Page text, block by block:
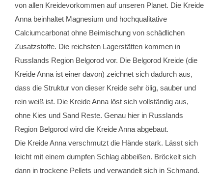
von allen Kreidevorkommen auf unseren Planet. Die Kreide
Anna beinhaltet Magnesium und hochqualitative
Calciumcarbonat ohne Beimischung von schädlichen
Zusatzstoffe. Die reichsten Lagerstätten kommen in
Russlands Region Belgorod vor. Die Belgorod Kreide (die
Kreide Anna ist einer davon) zeichnet sich dadurch aus,
dass die Struktur von dieser Kreide sehr ölig, sauber und
rein weiß ist. Die Kreide Anna löst sich vollständig aus,
ohne Kies und Sand Reste. Genau hier in Russlands
Region Belgorod wird die Kreide Anna abgebaut.
Die Kreide Anna verschmutzt die Hände stark. Lässt sich
leicht mit einem dumpfen Schlag abbeißen. Bröckelt sich
dann in trockene Pellets und verwandelt sich in Schmand.